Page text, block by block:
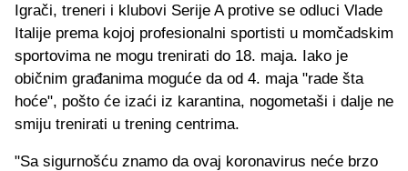
Igrači, treneri i klubovi Serije A protive se odluci Vlade
Italije prema kojoj profesionalni sportisti u momčadskim
sportovima ne mogu trenirati do 18. maja. Iako je
običnim građanima moguće da od 4. maja "rade šta
hoće", pošto će izaći iz karantina, nogometaši i dalje ne
smiju trenirati u trening centrima.
"Sa sigurnošću znamo da ovaj koronavirus neće brzo